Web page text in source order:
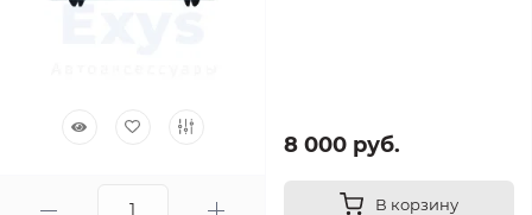
8 000 руб.
В корзину